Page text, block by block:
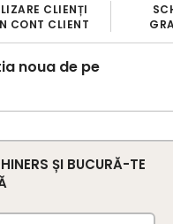
CLIENȚI
CONT CLIENT
noua de pe
ȘI BUCURĂ-TE